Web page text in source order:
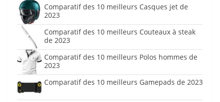
Comparatif des 10 meilleurs Casques jet de
2023
Comparatif des 10 meilleurs Couteaux à steak
de 2023
Comparatif des 10 meilleurs Polos hommes de
2023
Comparatif des 10 meilleurs Gamepads de 2023